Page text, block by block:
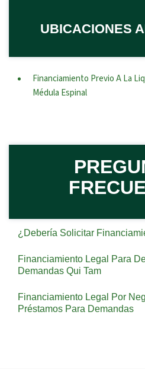
UBICACIONES
Financiamiento Previo A La
Médula Espinal
¿Debería Solicitar
Financiamiento Legal Para
Demandas Qui Tam
Financiamiento Legal Por
Préstamos Para Demandas